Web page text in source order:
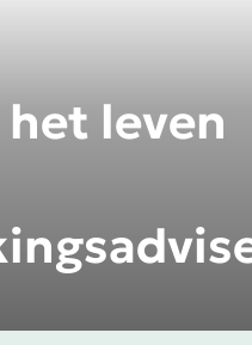
leven